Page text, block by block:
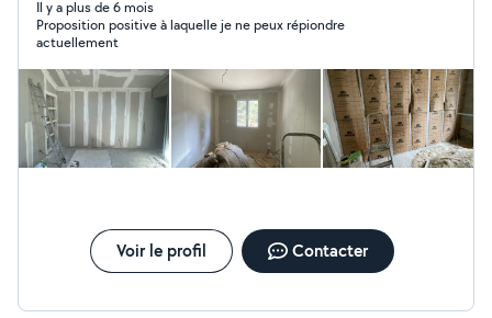
Il y a plus de 6 mois
Proposition positive à laquelle je ne peux répiondre
actuellement
Voir le profil Contacter